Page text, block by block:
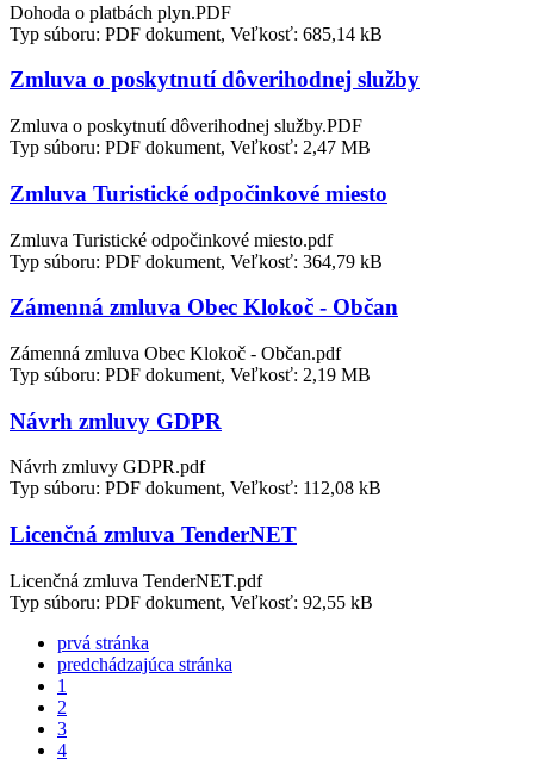
Dohoda o platbách plyn.PDF
Typ súboru: PDF dokument, Veľkosť: 685,14 kB
Zmluva o poskytnutí dôverihodnej služby
Zmluva o poskytnutí dôverihodnej služby.PDF
Typ súboru: PDF dokument, Veľkosť: 2,47 MB
Zmluva Turistické odpočinkové miesto
Zmluva Turistické odpočinkové miesto.pdf
Typ súboru: PDF dokument, Veľkosť: 364,79 kB
Zámenná zmluva Obec Klokoč - Občan
Zámenná zmluva Obec Klokoč - Občan.pdf
Typ súboru: PDF dokument, Veľkosť: 2,19 MB
Návrh zmluvy GDPR
Návrh zmluvy GDPR.pdf
Typ súboru: PDF dokument, Veľkosť: 112,08 kB
Licenčná zmluva TenderNET
Licenčná zmluva TenderNET.pdf
Typ súboru: PDF dokument, Veľkosť: 92,55 kB
prvá stránka
predchádzajúca stránka
1
2
3
4